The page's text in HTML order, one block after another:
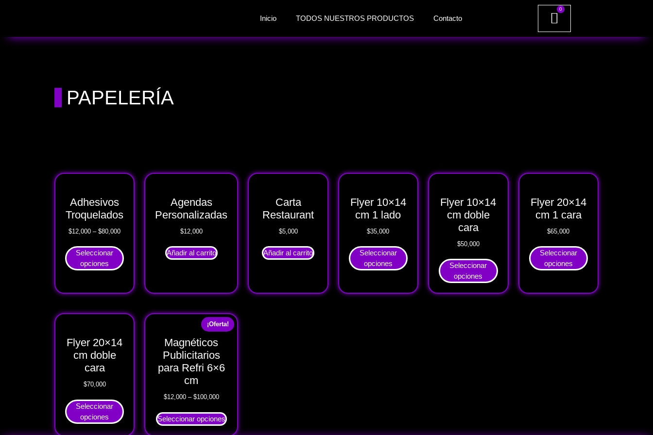
Inicio TODOS NUESTROS PRODUCTOS Contacto
0
PAPELERÍA
Adhesivos
Troquelados
$12,000 –$80,000
Seleccionar
opciones
Agendas
Personalizadas
$12,000
Añadir al carrito
Carta
Restaurant
$5,000
Añadir al carrito
Flyer 10×14
cm 1 lado
$35,000
Seleccionar
opciones
Flyer 10×14
cm doble
cara
$50,000
Seleccionar
opciones
Flyer 20×14
cm 1 cara
$65,000
Seleccionar
opciones
Flyer 20×14
cm doble
cara
$70,000
Seleccionar
opciones
¡Oferta!
Magnéticos
Publicitarios
para Refri 6×6
cm
$12,000– $100,000
Seleccionar opciones